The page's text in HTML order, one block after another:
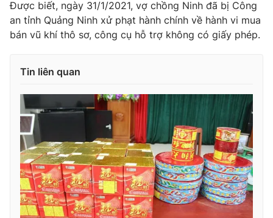
Ðiện thoại Thời báo VTV:024.66 897 897
Email:toasoan@vtv.vn
Liên hệ quảng cáo:024-7300.7108
® Cấm sao chép dưới mọi hình thức nếu không có sự chấp
Được biết, ngày 31/1/2021, vợ chồng Ninh đã bị Công
an tỉnh Quảng Ninh xử phạt hành chính về hành vi mua
bán vũ khí thô sơ, công cụ hỗ trợ không có giấy phép.
Tin liên quan